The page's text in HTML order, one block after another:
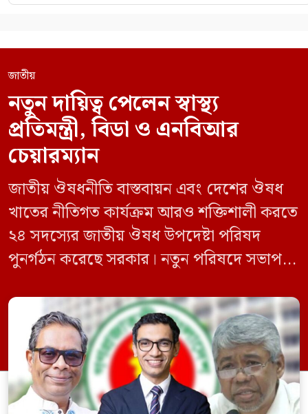
জাতীয়
নতুন দায়িত্ব পেলেন স্বাস্থ্য
প্রতিমন্ত্রী, বিডা ও এনবিআর
চেয়ারম্যান
জাতীয় ঔষধনীতি বাস্তবায়ন এবং দেশের ঔষধ
খাতের নীতিগত কার্যক্রম আরও শক্তিশালী করতে
২৪ সদস্যের জাতীয় ঔষধ উপদেষ্টা পরিষদ
পুনর্গঠন করেছে সরকার। নতুন পরিষদে সভাপতি
কল্যাণমন্ত্রী এবং সদস্য সচিব থাকবেন স্বাস্থ্য ও
পরিবার কল্যাণ মন্ত্রণালয়ের সচিব। একই সঙ্গে
স্বাস্থ্য প্রতিমন্ত্রী, বাংলাদেশ বিনিয়োগ উন্নয়ন
কর্তৃপক্ষ (বিডা)-এর নির্বাহী চেয়ারম্যান এবং
জাতীয় […]